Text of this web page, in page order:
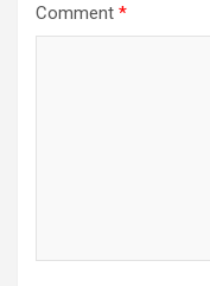
Comment *